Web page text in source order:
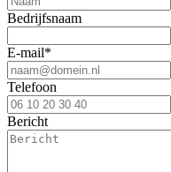
Bedrijfsnaam
E-mail*
Telefoon
Bericht